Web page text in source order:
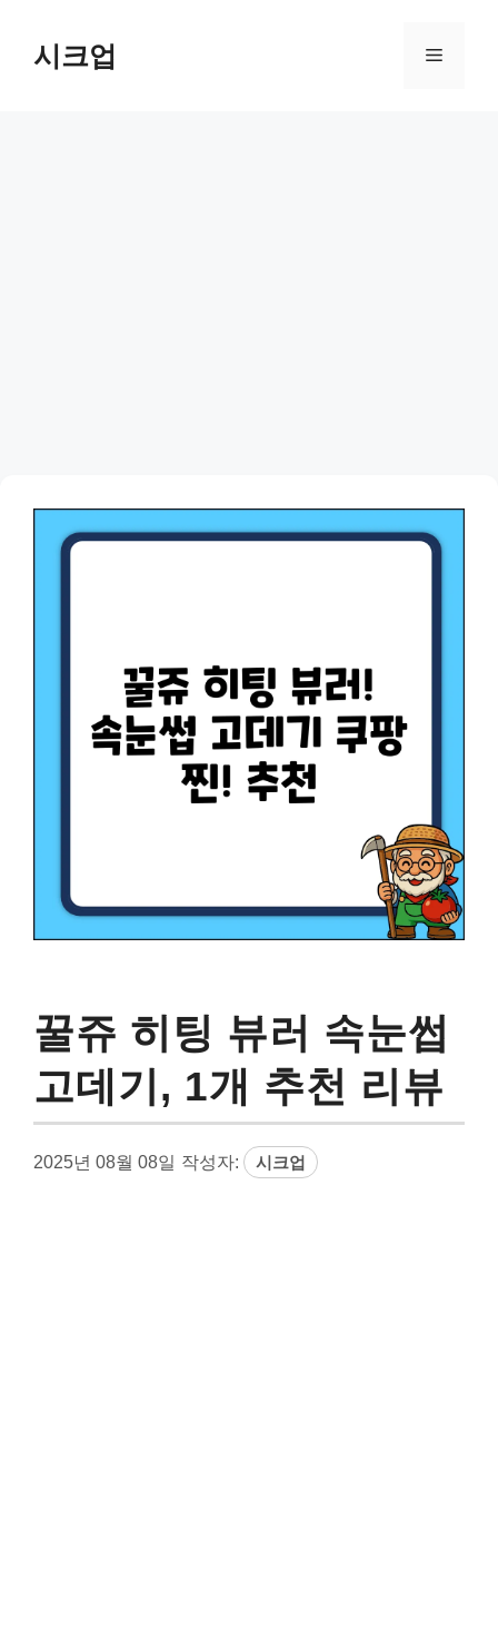
시크업 메
꿀쥬 히팅 뷰러 속눈썹
고데기, 1개 추천 리뷰
2025년 08월 08일 작성자: 시크업